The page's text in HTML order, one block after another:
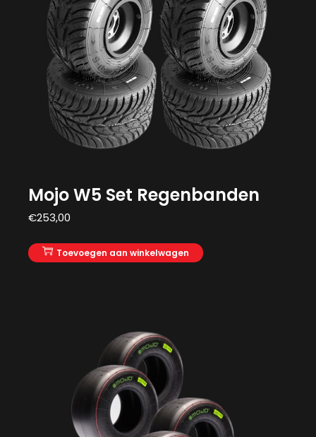
Mojo W5 Set Regenbanden
€253,00
Toevoegen aan winkelwagen